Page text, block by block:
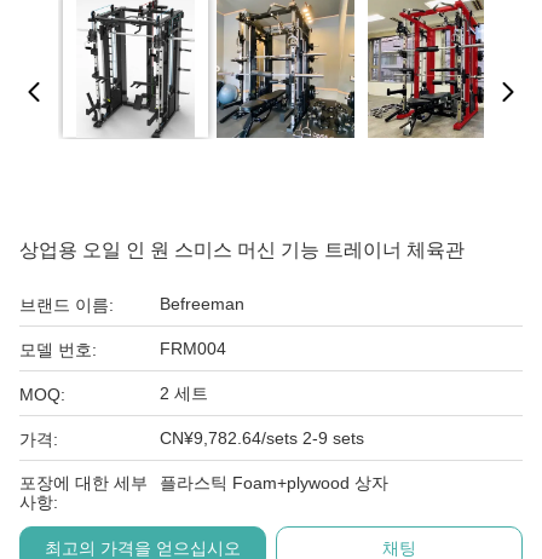
상업용 오일 인 원 스미스 머신 기능 트레이너 체육관
브랜드 이름: Befreeman
모델 번호: FRM004
MOQ: 2 세트
가격: CN¥9,782.64/sets 2-9 sets
포장에 대한 세부
사항:
플라스틱 Foam+plywood 상자
최고의 가격을 얻으십시오 채팅